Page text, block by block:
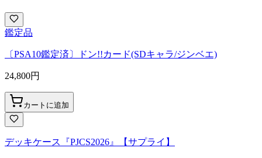
鑑定品
〔PSA10鑑定済〕ドン!!カード(SDキャラ/ジンベエ)
24,800円
カートに追加
デッキケース『PJCS2026』【サプライ】